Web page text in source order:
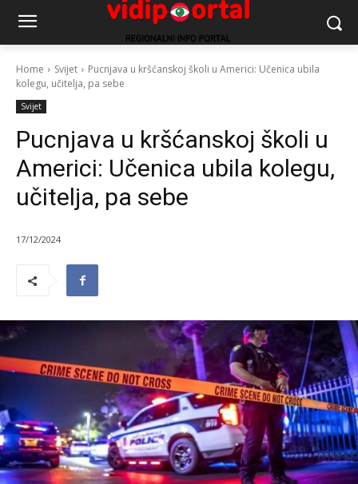
Home Svijet
Pucnjava u kršćanskoj školi u Americi: Učenica ubila
kolegu, učitelja, pa sebe
Svijet
Pucnjava u kršćanskoj školi u
Americi: Učenica ubila kolegu,
učitelja, pa sebe
17/12/2024